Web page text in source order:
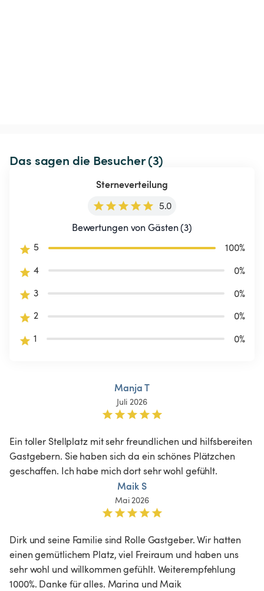
Das sagen die Besucher (3)
Sterneverteilung
5.0
Bewertungen von Gästen (3)
5
100%
4
0%
3
0%
2
0%
1
0%
Manja T
Juli 2026
Ein toller Stellplatz mit sehr freundlichen und hilfsbereiten
Gastgebern. Sie haben sich da ein schönes Plätzchen
geschaffen. Ich habe mich dort sehr wohl gefühlt.
Maik S
Mai 2026
Dirk und seine Familie sind Rolle Gastgeber. Wir hatten
einen gemütlichem Platz, viel Freiraum und haben uns
sehr wohl und willkommen gefühlt. Weiterempfehlung
1000%. Danke für alles. Marina und Maik